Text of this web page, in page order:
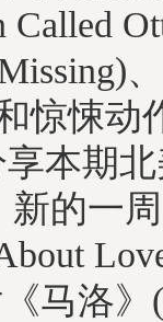
惊悚
享本期
的一周
马洛